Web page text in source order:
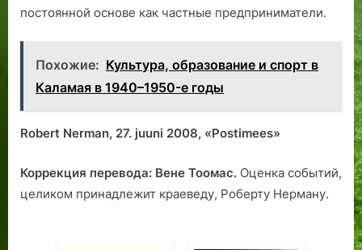
постоянной основе как частные предприниматели.
Похожие: Культура, образование и спорт в
Каламая в 1940–1950-е годы
Robert Nerman, 27. juuni 2008, «Postimees»
Коррекция перевода: Вене Тоомас. Оценка событий,
целиком принадлежит краеведу, Роберту Нерману.